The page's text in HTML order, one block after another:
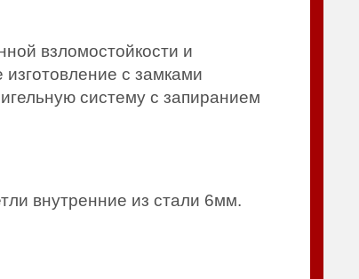
взломостойкости и
с замками
систему с запиранием
внутренние из стали 6мм.